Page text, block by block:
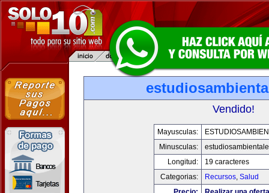
Vendido!
Mayusculas:
Minusculas:
Longitud:
19 caracteres
Categorias:
Recursos, Salud